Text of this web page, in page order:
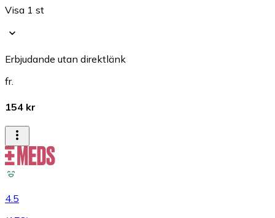
Visa 1 st
Erbjudande utan direktlänk
fr.
154 kr
4.5